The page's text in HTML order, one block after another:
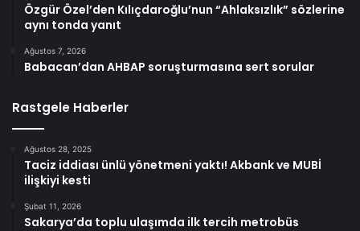
Özgür Özel’den Kılıçdaroğlu’nun “Ahlaksızlık” sözlerine
aynı tonda yanıt
Ağustos 7, 2026
Babacan’dan AHBAP soruşturmasına sert sorular
Rastgele Haberler
Ağustos 28, 2025
Taciz iddiası ünlü yönetmeni yaktı! Akbank ve MUBİ
ilişkiyi kesti
Şubat 11, 2026
Sakarya’da toplu ulaşımda ilk tercih metrobüs